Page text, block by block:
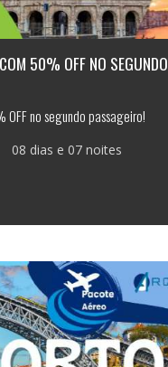
50% OFF NO SEGUNDO
no segundo passageiro!
08 dias e 07 noites